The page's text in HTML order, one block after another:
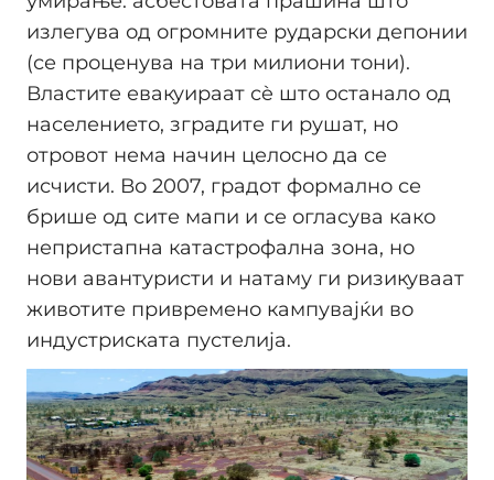
излегува од огромните рударски депонии
(се проценува на три милиони тони).
Властите евакуираат сè што останало од
населението, зградите ги рушат, но
отровот нема начин целосно да се
исчисти. Во 2007, градот формално се
брише од сите мапи и се огласува како
непристапна катастрофална зона, но
нови авантуристи и натаму ги ризикуваат
животите привремено кампувајќи во
индустриската пустелија.